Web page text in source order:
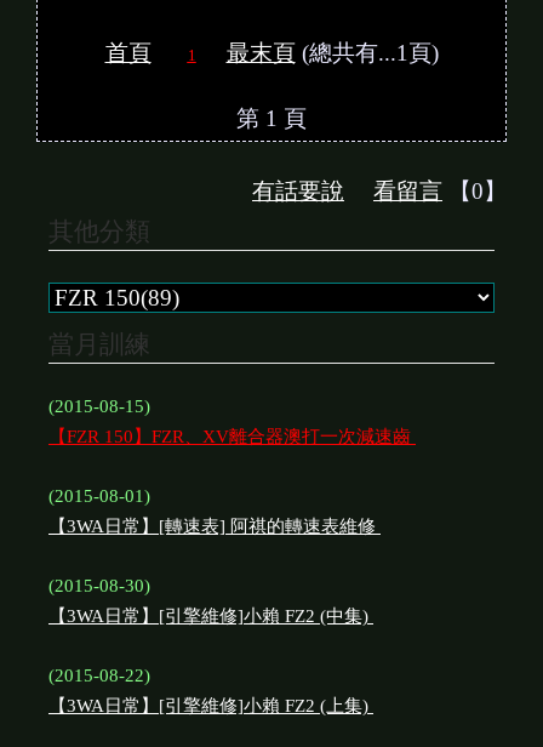
首頁 1 最末頁(總共有...1頁)
第 1 頁
有話要說 看留言 【0】
其他分類
當月訓練
(2015-08-15)
【FZR 150】FZR、XV離合器澳打一次減速齒
(2015-08-01)
【3WA日常】[轉速表] 阿祺的轉速表維修
(2015-08-30)
【3WA日常】[引擎維修]小賴 FZ2 (中集)
(2015-08-22)
【3WA日常】[引擎維修]小賴 FZ2 (上集)